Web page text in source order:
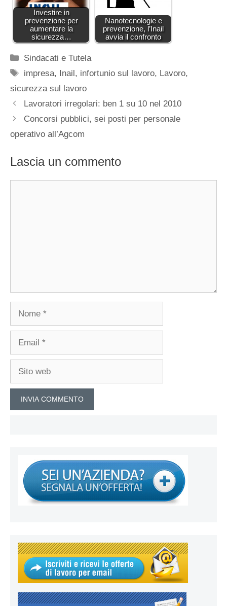
Investire in
prevenzione per
aumentare la
sicurezza…
Nanotecnologie e
prevenzione, l’Inail
avvia il confronto
Categorie
Sindacati e Tutela
Tag
impresa, Inail, infortunio sul lavoro, Lavoro,
sicurezza sul lavoro
Lavoratori irregolari: ben 1 su 10 nel 2010
Concorsi pubblici, sei posti per personale
operativo all’Agcom
Lascia un commento
Nome
Email
Sito